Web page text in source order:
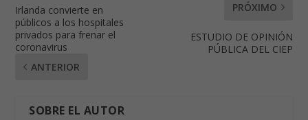
Irlanda convierte en
públicos a los hospitales
privados para frenar el
coronavirus
ANTERIOR
PRÓXIMO
ESTUDIO DE OPINIÓN
PÚBLICA DEL CIEP
SOBRE EL AUTOR